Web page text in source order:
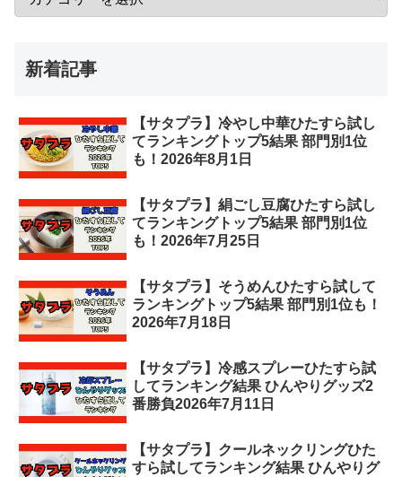
新着記事
【サタプラ】冷やし中華ひたすら試し
てランキングトップ5結果 部門別1位
も！2026年8月1日
【サタプラ】絹ごし豆腐ひたすら試し
てランキングトップ5結果 部門別1位
も！2026年7月25日
【サタプラ】そうめんひたすら試して
ランキングトップ5結果 部門別1位も！
2026年7月18日
【サタプラ】冷感スプレーひたすら試
してランキング結果 ひんやりグッズ2
番勝負2026年7月11日
【サタプラ】クールネックリングひた
すら試してランキング結果 ひんやりグ